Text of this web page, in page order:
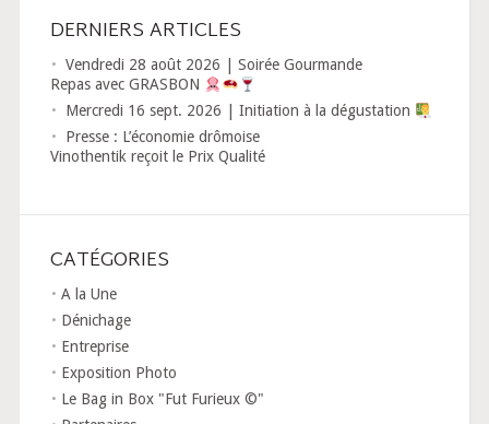
DERNIERS ARTICLES
Vendredi 28 août 2026 | Soirée Gourmande
Repas avec GRASBON
Mercredi 16 sept. 2026 | Initiation à la dégustation
Presse : L’économie drômoise
Vinothentik reçoit le Prix Qualité
CATÉGORIES
A la Une
Dénichage
Entreprise
Exposition Photo
Le Bag in Box "Fut Furieux ©"